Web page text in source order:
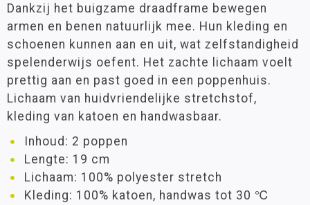
Dankzij het buigzame draadframe bewegen
armen en benen natuurlijk mee. Hun kleding en
schoenen kunnen aan en uit, wat zelfstandigheid
spelenderwijs oefent. Het zachte lichaam voelt
prettig aan en past goed in een poppenhuis.
Lichaam van huidvriendelijke stretchstof,
kleding van katoen en handwasbaar.
Inhoud: 2 poppen
Lengte: 19 cm
Lichaam: 100% polyester stretch
Kleding: 100% katoen, handwas tot 30 ℃